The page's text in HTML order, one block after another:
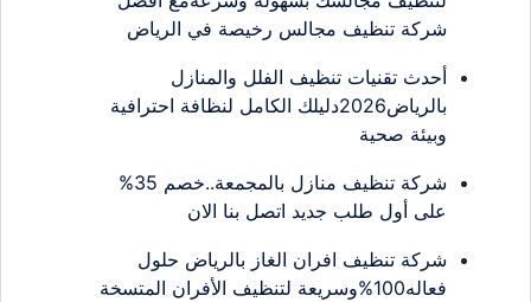
شركة تنظيف مجالس رخيصة في الرياض
أحدث تقنيات تنظيف الفلل والمنازل
بالرياض2026دليلك الكامل لنظافة احترافية
وبيئة صحية
شركة تنظيف منازل بالمجمعة..خصم 35%
على أول طلب جديد اتصل بنا الان
شركة تنظيف افران الغاز بالرياض حلول
فعاله100%وسريعة لتنظيف الأفران المتسخة